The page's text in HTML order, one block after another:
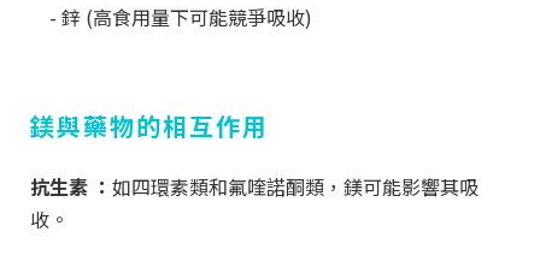
- 鋅 (高食用量下可能競爭吸收)
鎂與藥物的相互作用
抗生素 ： 如四環素類和氟喹諾酮類，鎂可能影響其吸
收。